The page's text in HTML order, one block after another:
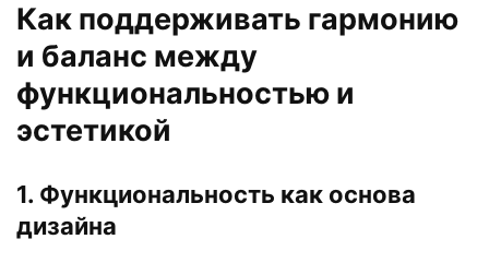
Как поддерживать гармонию
и баланс между
функциональностью и
эстетикой
1. Функциональность как основа
дизайна